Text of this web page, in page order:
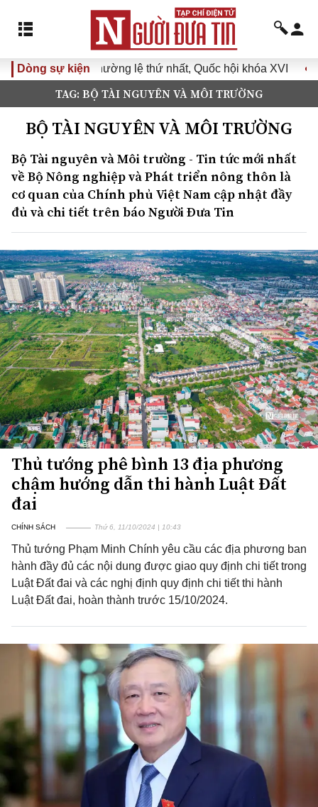
Dòng sự kiện
lệ thứ nhất, Quốc hội khóa XVI Đưa Nghị quyết Đại hội
TAG: BỘ TÀI NGUYÊN VÀ MÔI TRƯỜNG
BỘ TÀI NGUYÊN VÀ MÔI TRƯỜNG
Bộ Tài nguyên và Môi trường - Tin tức mới nhất
về Bộ Nông nghiệp và Phát triển nông thôn là
cơ quan của Chính phủ Việt Nam cập nhật đầy
đủ và chi tiết trên báo Người Đưa Tin
Thủ tướng phê bình 13 địa phương
chậm hướng dẫn thi hành Luật Đất
đai
CHÍNH SÁCH Thứ 6, 11/10/2024 | 10:43
Thủ tướng Phạm Minh Chính yêu cầu các địa phương ban
hành đầy đủ các nội dung được giao quy định chi tiết trong
Luật Đất đai và các nghị định quy định chi tiết thi hành
Luật Đất đai, hoàn thành trước 15/10/2024.